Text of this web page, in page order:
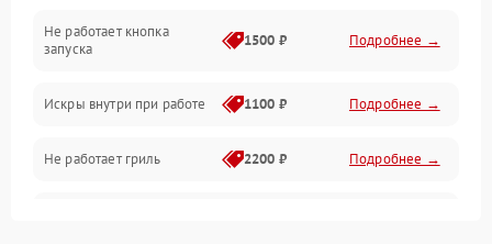
Нагрев и приготовление
Программное обеспечение
Не работает кнопка
запуска
1500 ₽ Подробнее →
Искры внутри при работе 1100 ₽ Подробнее →
Не работает гриль 2200 ₽ Подробнее →